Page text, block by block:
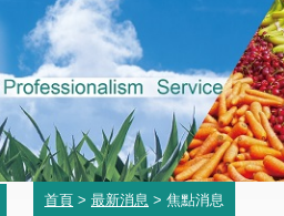
首頁 > 最新消息 > 焦點消息